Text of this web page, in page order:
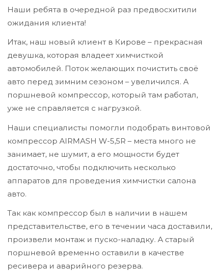
Наши ребята в очередной раз предвосхитили
ожидания клиента!
Итак, наш новый клиент в Кирове – прекрасная
девушка, которая владеет химчисткой
автомобилей. Поток желающих почистить своё
авто перед зимним сезоном – увеличился. А
поршневой компрессор, который там работал,
уже не справляется с нагрузкой.
Наши специалисты помогли подобрать винтовой
компрессор AIRMASH W-5,5R – места много не
занимает, не шумит, а его мощности будет
достаточно, чтобы подключить несколько
аппаратов для проведения химчистки салона
авто.
Так как компрессор был в наличии в нашем
представительстве, его в течении часа доставили,
произвели монтаж и пуско-наладку. А старый
поршневой временно оставили в качестве
ресивера и аварийного резерва.